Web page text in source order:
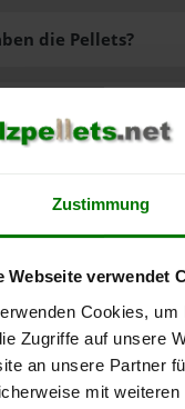
Zustimmung
Webseite verwendet
Cookies,
Zugriffe auf unsere
an unsere Partner
mit
gibt es?
die Pellets?
der Pellets?
APP
schon